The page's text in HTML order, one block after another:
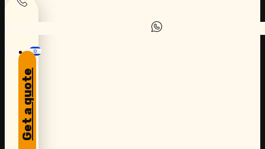
Get a quote